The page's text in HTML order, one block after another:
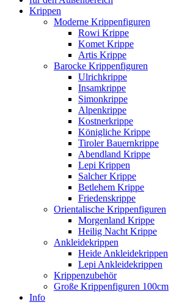
Krippen
Moderne Krippenfiguren
Rowi Krippe
Komet Krippe
Artis Krippe
Barocke Krippenfiguren
Ulrichkrippe
Insamkrippe
Simonkrippe
Alpenkrippe
Kostnerkrippe
Königliche Krippe
Tiroler Bauernkrippe
Abendland Krippe
Lepi Krippen
Salcher Krippe
Betlehem Krippe
Friedenskrippe
Orientalische Krippenfiguren
Morgenland Krippe
Heilig Nacht Krippe
Ankleidekrippen
Heide Ankleidekrippen
Lepi Ankleidekrippen
Krippenzubehör
Große Krippenfiguren 100cm
Info